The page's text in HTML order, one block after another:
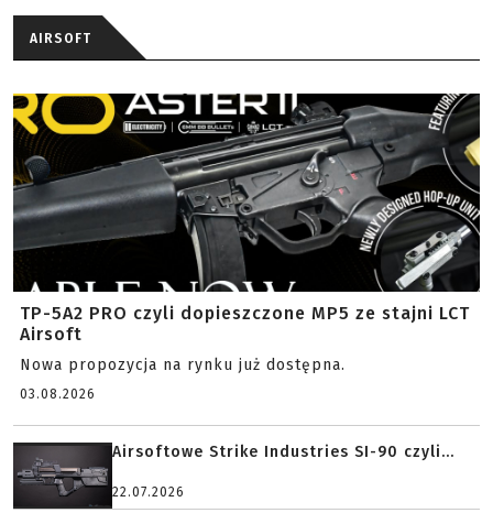
AIRSOFT
TP-5A2 PRO czyli dopieszczone MP5 ze stajni LCT
Airsoft
Nowa propozycja na rynku już dostępna.
03.08.2026
Airsoftowe Strike Industries SI-90 czyli...
22.07.2026